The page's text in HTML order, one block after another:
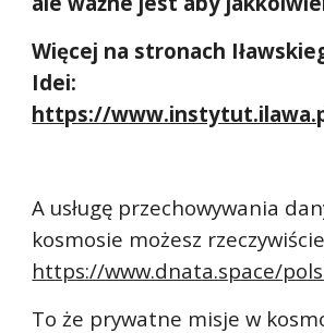
Więcej na stronach
https://
A usługę przechowywania
https://www.dnata.space/
To że prywatne misje w